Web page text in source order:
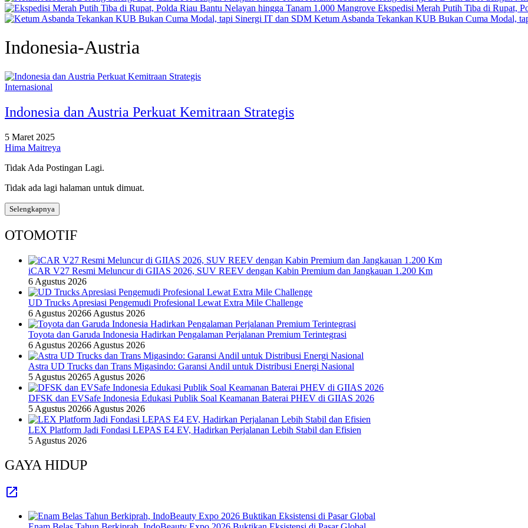
Ekspedisi Merah Putih Tiba di Rupat,
Ketum Asbanda Tekankan KUB Bukan Cuma Modal,
Indonesia-Austria
Internasional
Indonesia dan Austria Perkuat Kemitraan Strategis
5 Maret 2025
Hima Maitreya
Tidak Ada Postingan Lagi.
Tidak ada lagi halaman untuk dimuat.
Selengkapnya
OTOMOTIF
iCAR V27 Resmi Meluncur di GIIAS 2026, SUV REEV dengan Kabin Premium dan Jangkauan 1.200 Km
6 Agustus 2026
UD Trucks Apresiasi Pengemudi Profesional Lewat Extra Mile Challenge
6 Agustus 20266 Agustus 2026
Toyota dan Garuda Indonesia Hadirkan Pengalaman Perjalanan Premium Terintegrasi
6 Agustus 20266 Agustus 2026
Astra UD Trucks dan Trans Migasindo: Garansi Andil untuk Distribusi Energi Nasional
5 Agustus 20265 Agustus 2026
DFSK dan EVSafe Indonesia Edukasi Publik Soal Keamanan Baterai PHEV di GIIAS 2026
5 Agustus 20266 Agustus 2026
LEX Platform Jadi Fondasi LEPAS E4 EV, Hadirkan Perjalanan Lebih Stabil dan Efisien
5 Agustus 2026
GAYA HIDUP